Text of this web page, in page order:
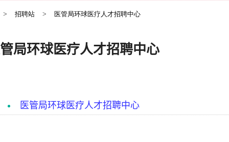
> 招聘站 > 医管局环球医疗人才招聘中心